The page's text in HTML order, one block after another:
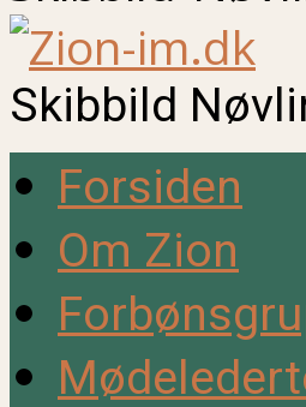
Skibbild
Forsiden
Om Zion